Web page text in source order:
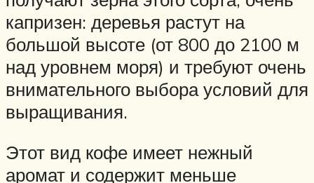
капризен: деревья растут на
большой высоте (от 800 до 2100 м
над уровнем моря) и требуют очень
внимательного выбора условий для
выращивания.
Этот вид кофе имеет нежный
аромат и содержит меньше